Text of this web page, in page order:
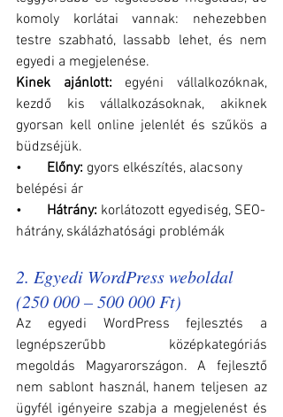
komoly korlátai vannak: nehezebben
testre szabható, lassabb lehet, és nem
egyedi a megjelenése.
Kinek ajánlott: egyéni vállalkozóknak,
kezdő kis vállalkozásoknak, akiknek
gyorsan kell online jelenlét és szűkös a
büdzséjük.
• Előny: gyors elkészítés, alacsony
belépési ár
• Hátrány: korlátozott egyediség, SEO-
hátrány, skálázhatósági problémák
2. Egyedi WordPress weboldal
(250 000 – 500 000 Ft)
Az egyedi WordPress fejlesztés a
legnépszerűbb középkategóriás
megoldás Magyarországon. A fejlesztő
nem sablont használ, hanem teljesen az
ügyfél igényeire szabja a megjelenést és